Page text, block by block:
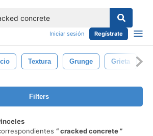
Iniciar sesión Regístrate
Textura Grunge Grieta
Filters
cracked concrete